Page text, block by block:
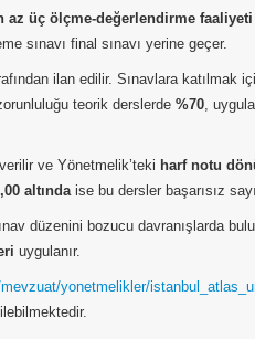
az üç ölçme-değerlendirme faaliyeti
sınavı final sınavı yerine geçer.
ilan edilir. Sınavlara
teorik derslerde %70,
ve Yönetmelik’teki harf notu
altındaise bu dersler başarısız
düzenini bozucu davranışlarda
uygulanır.
yonetmelikler/